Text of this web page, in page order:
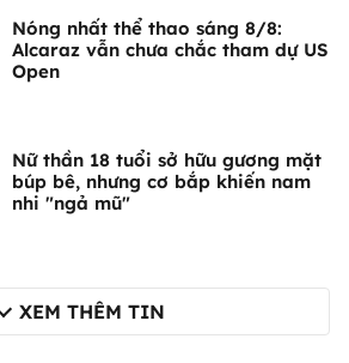
Nóng nhất thể thao sáng 8/8:
Alcaraz vẫn chưa chắc tham dự US
Open
Nữ thần 18 tuổi sở hữu gương mặt
búp bê, nhưng cơ bắp khiến nam
nhi "ngả mũ"
XEM THÊM TIN